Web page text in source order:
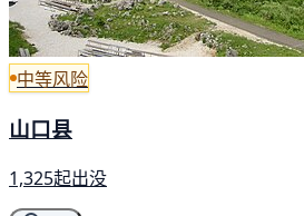
中等风险
山口县
1,325起出没